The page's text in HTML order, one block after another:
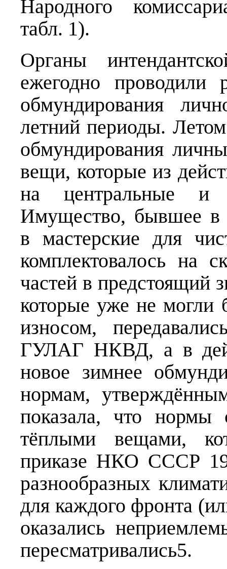
Народного
табл. 1).
Органы
ежегодно проводили
обмундирования
летний периоды.
обмундирования
вещи, которые из
на центральные
Имущество, бывшее в
в мастерские для
комплектовалось на
частей в предстоящий
которые уже не могли
износом,
ГУЛАГ НКВД, а в
новое зимнее
нормам,
показала, что нормы
тёплыми вещами,
приказе НКО СССР
разнообразных
для каждого фронта
оказались
пересматривались5.